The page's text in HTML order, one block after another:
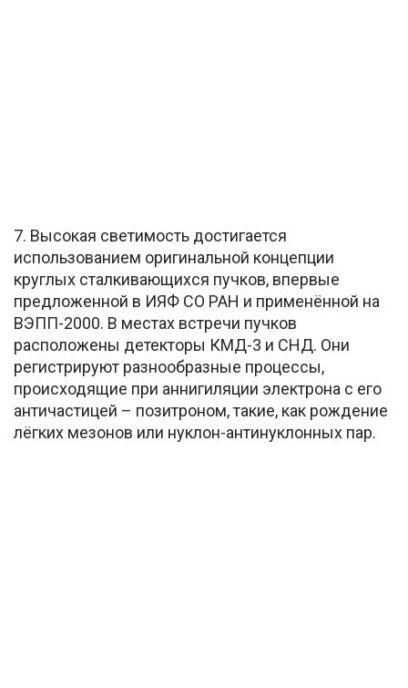
7. Высокая светимость достигается
использованием оригинальной концепции
круглых сталкивающихся пучков, впервые
предложенной в ИЯФ СО РАН и применённой на
ВЭПП-2000. В местах встречи пучков
расположены детекторы КМД-3 и СНД. Они
регистрируют разнообразные процессы,
происходящие при аннигиляции электрона с его
античастицей – позитроном, такие, как рождение
лёгких мезонов или нуклон-антинуклонных пар.